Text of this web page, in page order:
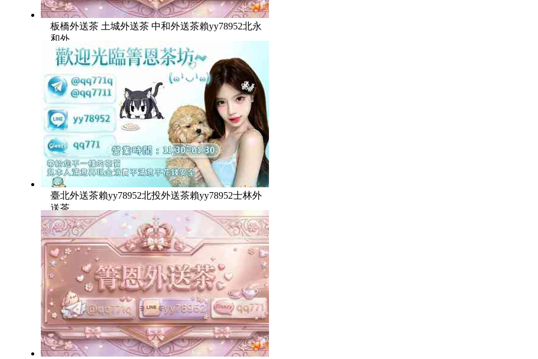
板橋外送茶 土城外送茶 中和外送茶賴yy78952北永
和外
臺北外送茶賴yy78952北投外送茶賴yy78952士林外
送茶